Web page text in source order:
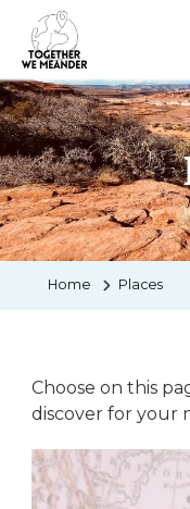
Home Places
Choose on this
discover for your